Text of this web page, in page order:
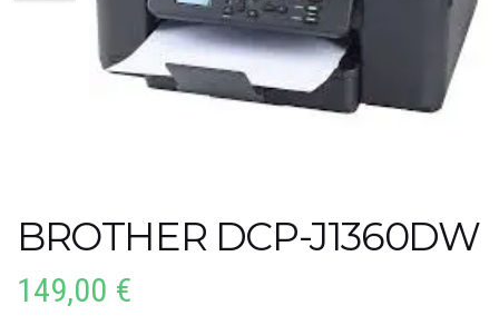
BROTHER DCP-J1360DW
149,00 €